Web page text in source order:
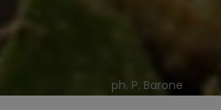
ph. P. Barone